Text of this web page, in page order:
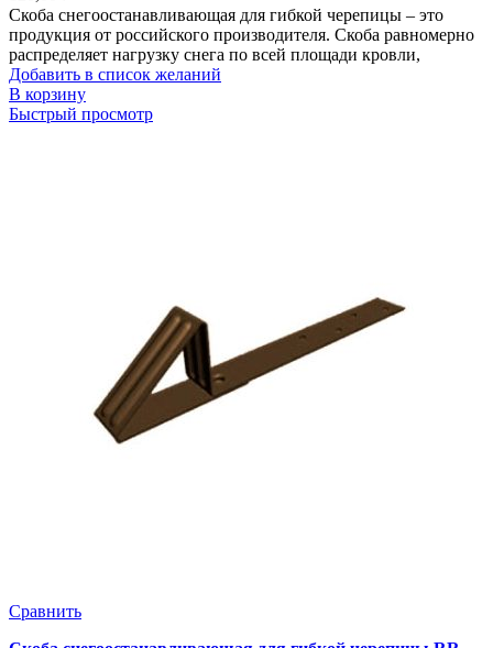
Скоба снегоостанавливающая для гибкой черепицы – это
продукция от российского производителя. Скоба равномерно
распределяет нагрузку снега по всей площади кровли,
Добавить в список желаний
В корзину
Быстрый просмотр
Сравнить